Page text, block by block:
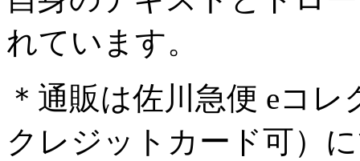
れています。
＊通販は佐川急便 eコ
クレジットカード可）